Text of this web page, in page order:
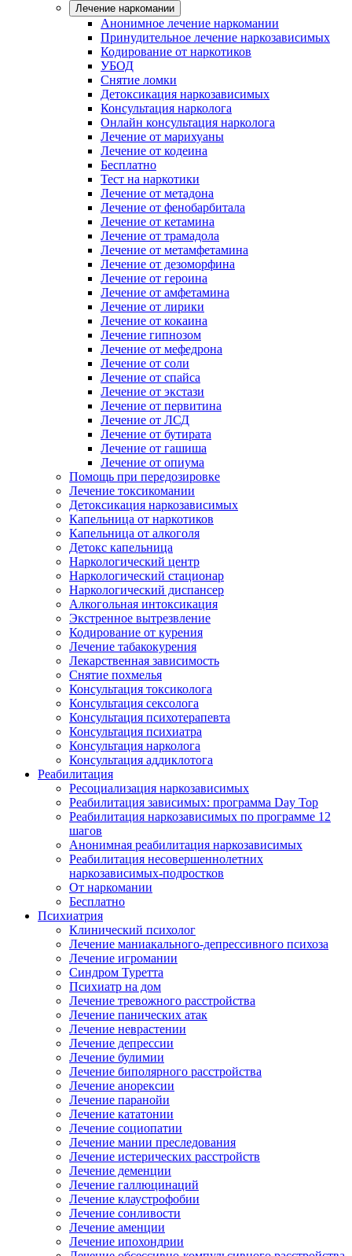
Лечение наркомании
Анонимное лечение наркомании
Принудительное лечение наркозависимых
Кодирование от наркотиков
УБОД
Снятие ломки
Детоксикация наркозависимых
Консультация нарколога
Онлайн консультация нарколога
Лечение от марихуаны
Лечение от кодеина
Бесплатно
Тест на наркотики
Лечение от метадона
Лечение от фенобарбитала
Лечение от кетамина
Лечение от трамадола
Лечение от метамфетамина
Лечение от дезоморфина
Лечение от героина
Лечение от амфетамина
Лечение от лирики
Лечение от кокаина
Лечение гипнозом
Лечение от мефедрона
Лечение от соли
Лечение от спайса
Лечение от экстази
Лечение от первитина
Лечение от ЛСД
Лечение от бутирата
Лечение от гашиша
Лечение от опиума
Помощь при передозировке
Лечение токсикомании
Детоксикация наркозависимых
Капельница от наркотиков
Капельница от алкоголя
Детокс капельница
Наркологический центр
Наркологический стационар
Наркологический диспансер
Алкогольная интоксикация
Экстренное вытрезвление
Кодирование от курения
Лечение табакокурения
Лекарственная зависимость
Снятие похмелья
Консультация токсиколога
Консультация сексолога
Консультация психотерапевта
Консультация психиатра
Консультация нарколога
Консультация аддиклотога
Реабилитация
Ресоциализация наркозависимых
Реабилитация зависимых: программа Day Top
Реабилитация наркозависимых по программе 12
шагов
Анонимная реабилитация наркозависимых
Реабилитация несовершеннолетних
наркозависимых-подростков
От наркомании
Бесплатно
Психиатрия
Клинический психолог
Лечение маниакального-депрессивного психоза
Лечение игромании
Синдром Туретта
Психиатр на дом
Лечение тревожного расстройства
Лечение панических атак
Лечение неврастении
Лечение депрессии
Лечение булимии
Лечение биполярного расстройства
Лечение анорексии
Лечение паранойи
Лечение кататонии
Лечение социопатии
Лечение мании преследования
Лечение истерических расстройств
Лечение деменции
Лечение галлюцинаций
Лечение клаустрофобии
Лечение сонливости
Лечение аменции
Лечение ипохондрии